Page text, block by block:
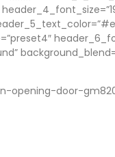
opening-door-